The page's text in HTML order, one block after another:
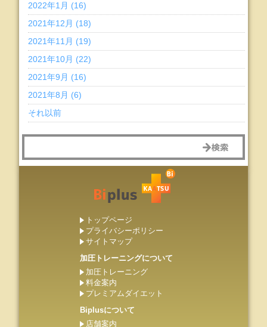
2022年1月 (16)
2021年12月 (18)
2021年11月 (19)
2021年10月 (22)
2021年9月 (16)
2021年8月 (6)
それ以前
トップページ
プライバシーポリシー
サイトマップ
加圧トレーニングについて
加圧トレーニング
料金案内
プレミアムダイエット
Biplusについて
店舗案内